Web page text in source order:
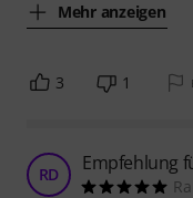
Mehr anzeigen
3 1
RD Empfehlung